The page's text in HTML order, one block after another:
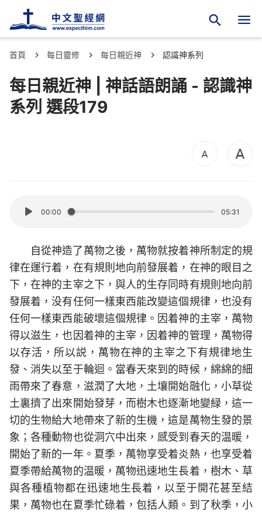
首頁 每日靈修 每日親近神 認識神系列
每日親近神 | 神話語朗誦 - 認識神
系列 選段179
00:00 05:31
自從神造了萬物之後，萬物就按着神所制定的規
律在運行着，在有規則地向前發展着，在神的眼目之
下，在神的主宰之下，與人的生存同時有規則地向前
發展着，没有任何一樣東西能改變這個規律，也没有
任何一樣東西能破壞這個規律。因着神的主宰，萬物
得以滋生，也因着神的主宰，因着神的管理，萬物得
以存活，所以説，萬物在神的主宰之下有規律地生
發、消失以至于輪迴。當春天來到的時候，綿綿的細
雨帶來了春意，滋潤了大地，土壤開始融化，小草從
土裏擠了出來開始發芽，而樹木也逐漸地變緑，這一
切的生物給大地帶來了新的生機，這是萬物生發的景
象；各種動物也從洞穴中出來，感受到春天的温暖，
開始了新的一年。夏季，萬物享受着炎熱，也享受着
夏季帶給萬物的温暖，萬物迅速地生長着，樹木、草
與各種植物都在迅速地生長着，以至于開花甚至結
果，萬物也在夏季忙碌着，包括人類。到了秋季，小